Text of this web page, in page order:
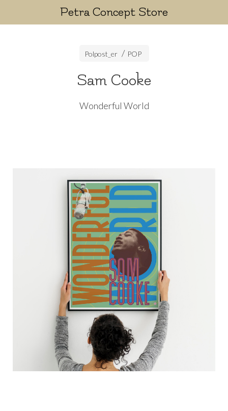
Petra Concept Store
Polpost_er POP
Sam Cooke
Wonderful World